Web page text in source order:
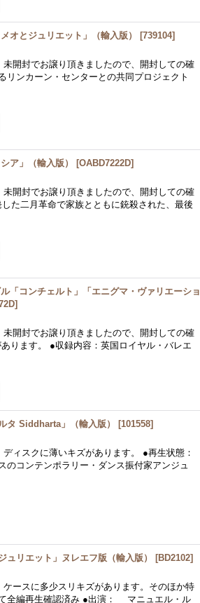
オとジュリエット」（輸入版） [739104]
開封でお譲り頂きましたので、開封しての確
ンカーン・センターとの共同プロジェクト
ア」（輸入版） [OABD7222D]
開封でお譲り頂きましたので、開封しての確
た二月革命で家族とともに銃殺された、最後
「コンチェルト」「エニグマ・ヴァリエーショ
]
開封でお譲り頂きましたので、開封しての確
ります。 ●収録内容：英国ロイヤル・バレエ
タ Siddharta」（輸入版） [101558]
ィスクに薄いキズがあります。 ●再生状態：
のコンテンポラリー・ダンス振付家アンジュ
リエット」ヌレエフ版（輸入版） [BD2102]
ースに多少スリキズがあります。そのほか特
全編再生確認済み ●出演： マニュエル・ル